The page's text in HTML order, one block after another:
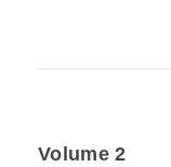
Volume 2